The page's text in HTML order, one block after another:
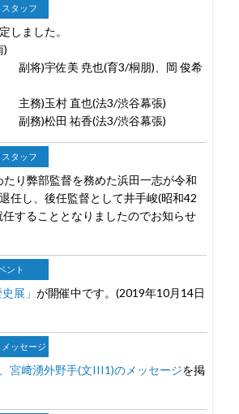
タッフ
しました。
)
也(育3/桐朋)、岡 俊希
也(法3/渋谷幕張)
香(法3/渋谷幕張)
タッフ
り弊部監督を務めた浜田一志が令和
任し、後任監督として井手峻(昭和42
することとなりましたのでお知らせ
ント
展」 が開催中です。(2019年10月14日
ッセージ
宮﨑湧外野手(文III1)のメッセージを掲